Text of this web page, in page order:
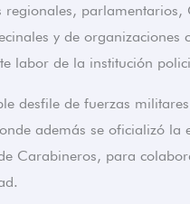
regionales, parlamentarios,
y de
labor de la institución
desfile de fuerzas
además se oficializó la
Carabineros, para